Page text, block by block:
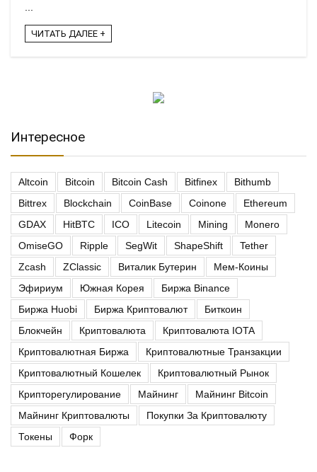
ЧИТАТЬ ДАЛЕЕ +
Интересное
Altcoin Bitcoin Bitcoin Cash Bitfinex
Bithumb
Bittrex
Blockchain CoinBase Coinone
Ethereum
GDAX
HitBTC ICO Litecoin Mining
Monero
OmiseGO
Ripple SegWit ShapeShift
Tether
Zcash
ZClassic Виталик Бутерин
Мем-Коины
Эфириум
Южная Корея
Биржа Binance
Биржа Huobi
Биржа Криптовалют
Биткоин
Блокчейн
Криптовалюта
Криптовалюта IOTA
Криптовалютная Биржа
Криптовалютные Транзакции
Криптовалютный Кошелек
Криптовалютный Рынок
Крипторегулирование
Майнинг
Майнинг Bitcoin
Майнинг Криптовалюты
Покупки За Криптовалюту
Токены
Форк